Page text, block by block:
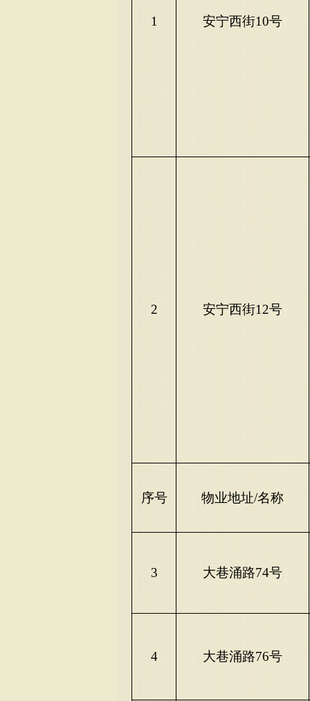
1 安宁西街10号
2 安宁西街12号
序号 物业地址/名称
3 大巷涌路74号
4 大巷涌路76号